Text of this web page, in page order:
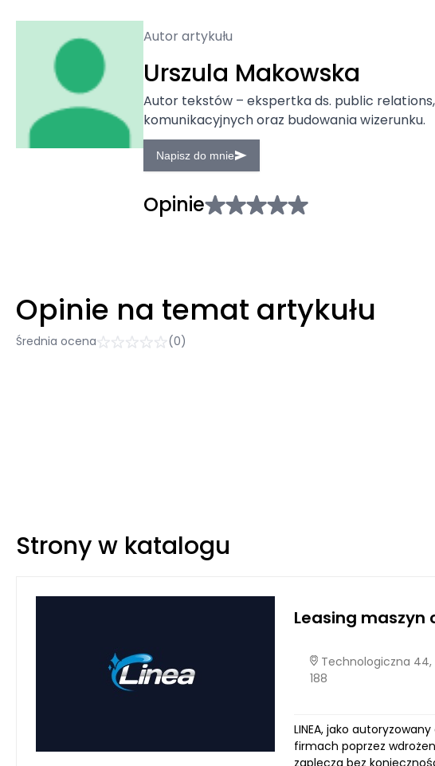
Autor artykułu
Urszula Makowska
Autor tekstów – ekspertka ds. public
komunikacyjnych oraz budowania wizerunku.
Napisz do mnie
Opinie
Opinie na temat artykułu
Średnia ocena (0)
Strony w katalogu
Leasing maszyn
Technologiczna 44,
188
LINEA, jako
firmach poprzez
zaplecza bez